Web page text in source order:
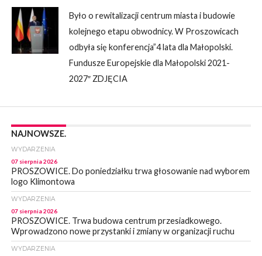
Było o rewitalizacji centrum miasta i budowie
kolejnego etapu obwodnicy. W Proszowicach
odbyła się konferencja”4 lata dla Małopolski.
Fundusze Europejskie dla Małopolski 2021-
2027″ ZDJĘCIA
NAJNOWSZE.
WYDARZENIA
07 sierpnia 2026
PROSZOWICE. Do poniedziałku trwa głosowanie nad wyborem
logo Klimontowa
WYDARZENIA
07 sierpnia 2026
PROSZOWICE. Trwa budowa centrum przesiadkowego.
Wprowadzono nowe przystanki i zmiany w organizacji ruchu
WYDARZENIA